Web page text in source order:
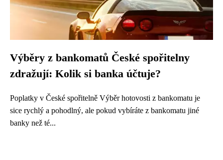
Výběry z bankomatů České spořitelny
zdražují: Kolik si banka účtuje?
Poplatky v České spořitelně Výběr hotovosti z bankomatu je
sice rychlý a pohodlný, ale pokud vybíráte z bankomatu jiné
banky než té...